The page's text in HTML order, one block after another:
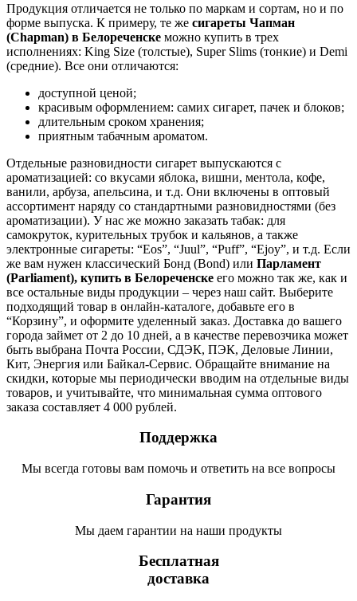
Продукция отличается не только по маркам и сортам, но и по
форме выпуска. К примеру, те же сигареты Чапман
(Chapman) в Белореченске можно купить в трех
исполнениях: King Size (толстые), Super Slims (тонкие) и Demi
(средние). Все они отличаются:
доступной ценой;
красивым оформлением: самих сигарет, пачек и блоков;
длительным сроком хранения;
приятным табачным ароматом.
Отдельные разновидности сигарет выпускаются с
ароматизацией: со вкусами яблока, вишни, ментола, кофе,
ванили, арбуза, апельсина, и т.д. Они включены в оптовый
ассортимент наряду со стандартными разновидностями (без
ароматизации). У нас же можно заказать табак: для
самокруток, курительных трубок и кальянов, а также
электронные сигареты: “Eos”, “Juul”, “Puff”, “Ejoy”, и т.д. Если
же вам нужен классический Бонд (Bond) или Парламент
(Parliament), купить в Белореченске его можно так же, как и
все остальные виды продукции – через наш сайт. Выберите
подходящий товар в онлайн-каталоге, добавьте его в
“Корзину”, и оформите уделенный заказ. Доставка до вашего
города займет от 2 до 10 дней, а в качестве перевозчика может
быть выбрана Почта России, СДЭК, ПЭК, Деловые Линии,
Кит, Энергия или Байкал-Сервис. Обращайте внимание на
скидки, которые мы периодически вводим на отдельные виды
товаров, и учитывайте, что минимальная сумма оптового
заказа составляет 4 000 рублей.
Поддержка
Мы всегда готовы вам помочь и ответить на все вопросы
Гарантия
Мы даем гарантии на наши продукты
Бесплатная
доставка